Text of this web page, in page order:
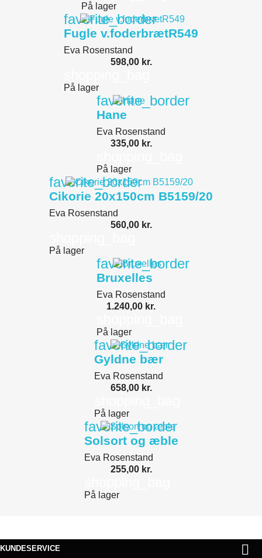
På lager
favorite_border
Fugle v.foderbrætR549
Eva Rosenstand
598,00 kr.
På lager
favorite_border
Hane
Eva Rosenstand
335,00 kr.
På lager
favorite_border
Cikorie 20x150cm B5159/20
Eva Rosenstand
560,00 kr.
På lager
favorite_border
Bruxelles
Eva Rosenstand
1.240,00 kr.
På lager
favorite_border
Gyldne bær
Eva Rosenstand
658,00 kr.
På lager
favorite_border
Solsort og æble
Eva Rosenstand
255,00 kr.
På lager
KUNDESERVICE 